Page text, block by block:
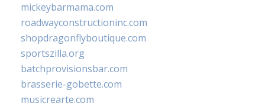
mickeybarmama.com
roadwayconstructioninc.com
shopdragonflyboutique.com
sportszilla.org
batchprovisionsbar.com
brasserie-gobette.com
musicrearte.com